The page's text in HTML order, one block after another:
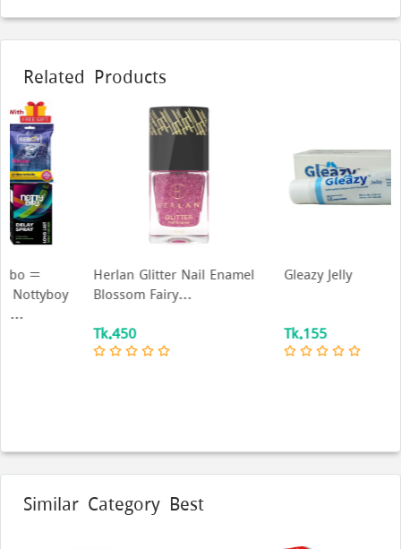
Related Products
Herlan Glitter Nail Enamel
Blossom Fairy...
Gleazy Jelly
Similar Category Best